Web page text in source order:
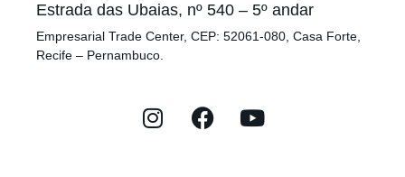
Estrada das Ubaias, nº 540 – 5º andar
Empresarial Trade Center, CEP: 52061-080, Casa Forte,
Recife – Pernambuco.